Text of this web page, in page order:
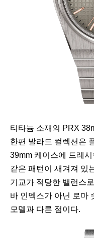
티타늄 소재의 PRX
한편 발라드 컬렉션은
39mm 케이스에 드레
같은 패턴이 새겨져 있
기교가 적당한 밸런스
바 인덱스가 아닌 로마
모델과 다른 점이다.